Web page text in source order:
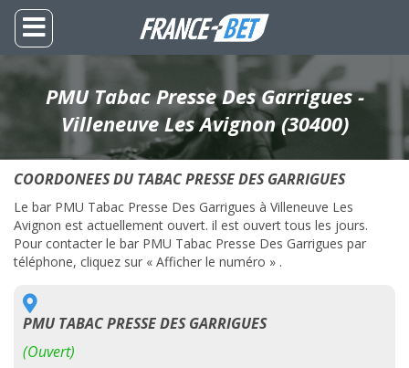
PMU Tabac Presse Des Garrigues -
Villeneuve Les Avignon (30400)
COORDONEES DU TABAC PRESSE DES GARRIGUES
Le bar PMU Tabac Presse Des Garrigues à Villeneuve Les
Avignon est actuellement ouvert. il est ouvert tous les jours.
Pour contacter le bar PMU Tabac Presse Des Garrigues par
téléphone, cliquez sur « Afficher le numéro » .
PMU TABAC PRESSE DES GARRIGUES
(Ouvert)